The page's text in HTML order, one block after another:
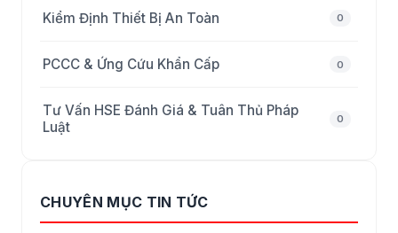
Kiểm Định Thiết Bị An Toàn 0
PCCC & Ứng Cứu Khẩn Cấp 0
Tư Vấn HSE Đánh Giá & Tuân Thủ Pháp
Luật
0
CHUYÊN MỤC TIN TỨC